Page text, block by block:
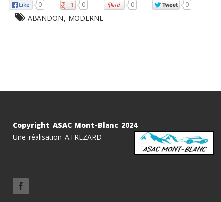
0 0 0 0
ABANDON, MODERNE
Copyright ASAC Mont-Blanc 2024
Une réalisation A.FREZARD